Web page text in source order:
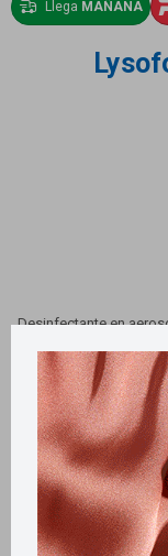
Llega MAÑANA
Desinfectante en